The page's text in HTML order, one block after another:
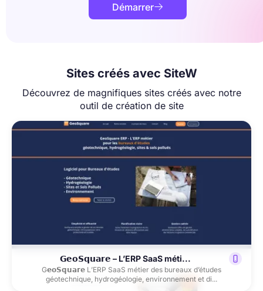

Démarrer
Sites créés avec SiteW
Découvrez de magnifiques sites créés avec notre
outil de création de site
𝗚𝗲𝗼𝗦𝗾𝘂𝗮𝗿𝗲 – L’ERP SaaS méti...
G𝗲𝗼𝗦𝗾𝘂𝗮𝗿𝗲 L’ERP SaaS métier des bureaux d’études
géotechnique, hydrogéologie, environnement et di...